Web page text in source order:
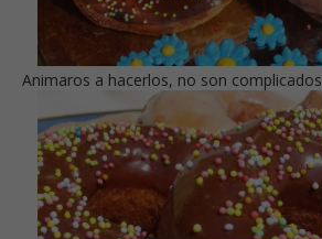
Animaros a hacerlos, no son complicados